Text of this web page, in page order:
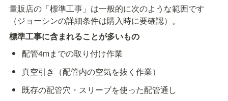
量販店の「標準工事」は一般的に次のような範囲です
（ジョーシンの詳細条件は購入時に要確認）。
標準工事に含まれることが多いもの
配管4mまでの取り付け作業
真空引き（配管内の空気を抜く作業）
既存の配管穴・スリーブを使った配管通し